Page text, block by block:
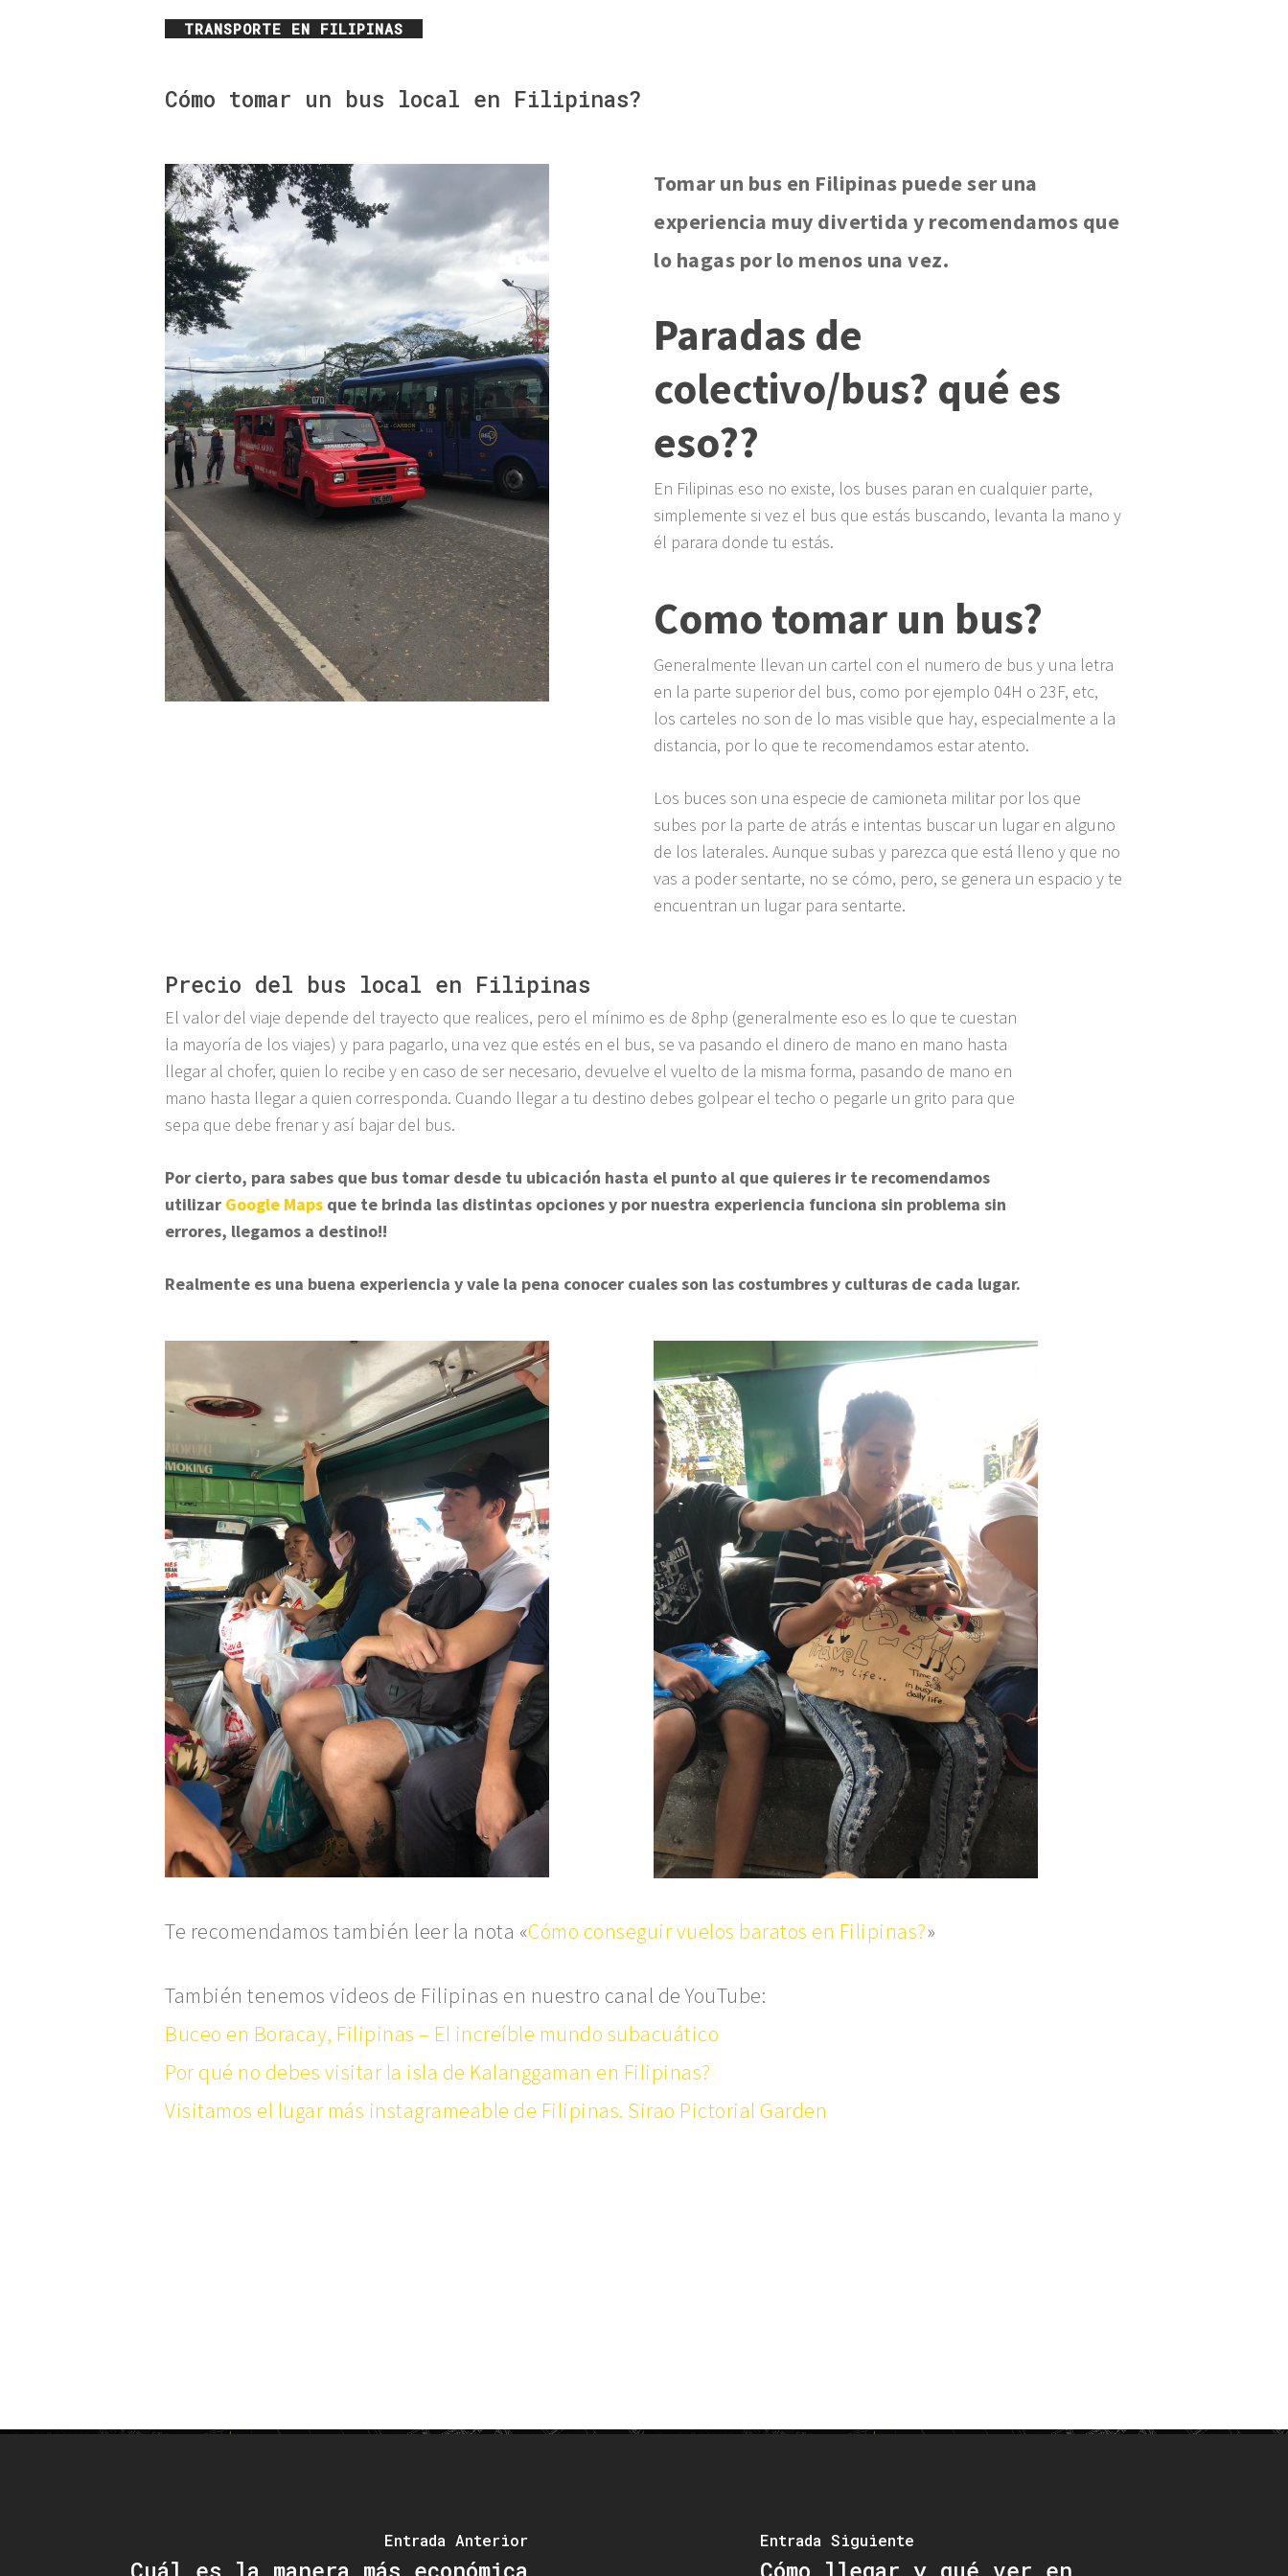
TRANSPORTE EN FILIPINAS
Cómo tomar un bus local en Filipinas?
Tomar un bus en Filipinas puede ser una
experiencia muy divertida y recomendamos que
lo hagas por lo menos una vez.
Paradas de
colectivo/bus? qué es
eso??
En Filipinas eso no existe, los buses paran en cualquier parte,
simplemente si vez el bus que estás buscando, levanta la mano y
él parara donde tu estás.
Como tomar un bus?
Generalmente llevan un cartel con el numero de bus y una letra
en la parte superior del bus, como por ejemplo 04H o 23F, etc,
los carteles no son de lo mas visible que hay, especialmente a la
distancia, por lo que te recomendamos estar atento.
Los buces son una especie de camioneta militar por los que
subes por la parte de atrás e intentas buscar un lugar en alguno
de los laterales. Aunque subas y parezca que está lleno y que no
vas a poder sentarte, no se cómo, pero, se genera un espacio y te
encuentran un lugar para sentarte.
Precio del bus local en Filipinas
El valor del viaje depende del trayecto que realices, pero el mínimo es de 8php (generalmente eso es lo que te cuestan
la mayoría de los viajes) y para pagarlo, una vez que estés en el bus, se va pasando el dinero de mano en mano hasta
llegar al chofer, quien lo recibe y en caso de ser necesario, devuelve el vuelto de la misma forma, pasando de mano en
mano hasta llegar a quien corresponda. Cuando llegar a tu destino debes golpear el techo o pegarle un grito para que
sepa que debe frenar y así bajar del bus.
Por cierto, para sabes que bus tomar desde tu ubicación hasta el punto al que quieres ir te recomendamos
utilizar Google Maps que te brinda las distintas opciones y por nuestra experiencia funciona sin problema sin
errores, llegamos a destino!!
Realmente es una buena experiencia y vale la pena conocer cuales son las costumbres y culturas de cada lugar.
Te recomendamos también leer la nota «Cómo conseguir vuelos baratos en Filipinas?»
También tenemos videos de Filipinas en nuestro canal de YouTube:
Buceo en Boracay, Filipinas – El increíble mundo subacuático
Por qué no debes visitar la isla de Kalanggaman en Filipinas?
Visitamos el lugar más instagrameable de Filipinas. Sirao Pictorial Garden
Entrada Anterior
Cuál es la manera más económica
Entrada Siguiente
Cómo llegar y qué ver en